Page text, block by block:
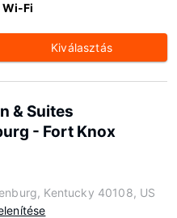
Wi-Fi
Kiválasztás
& Suites
- Fort Knox
Kentucky 40108, US